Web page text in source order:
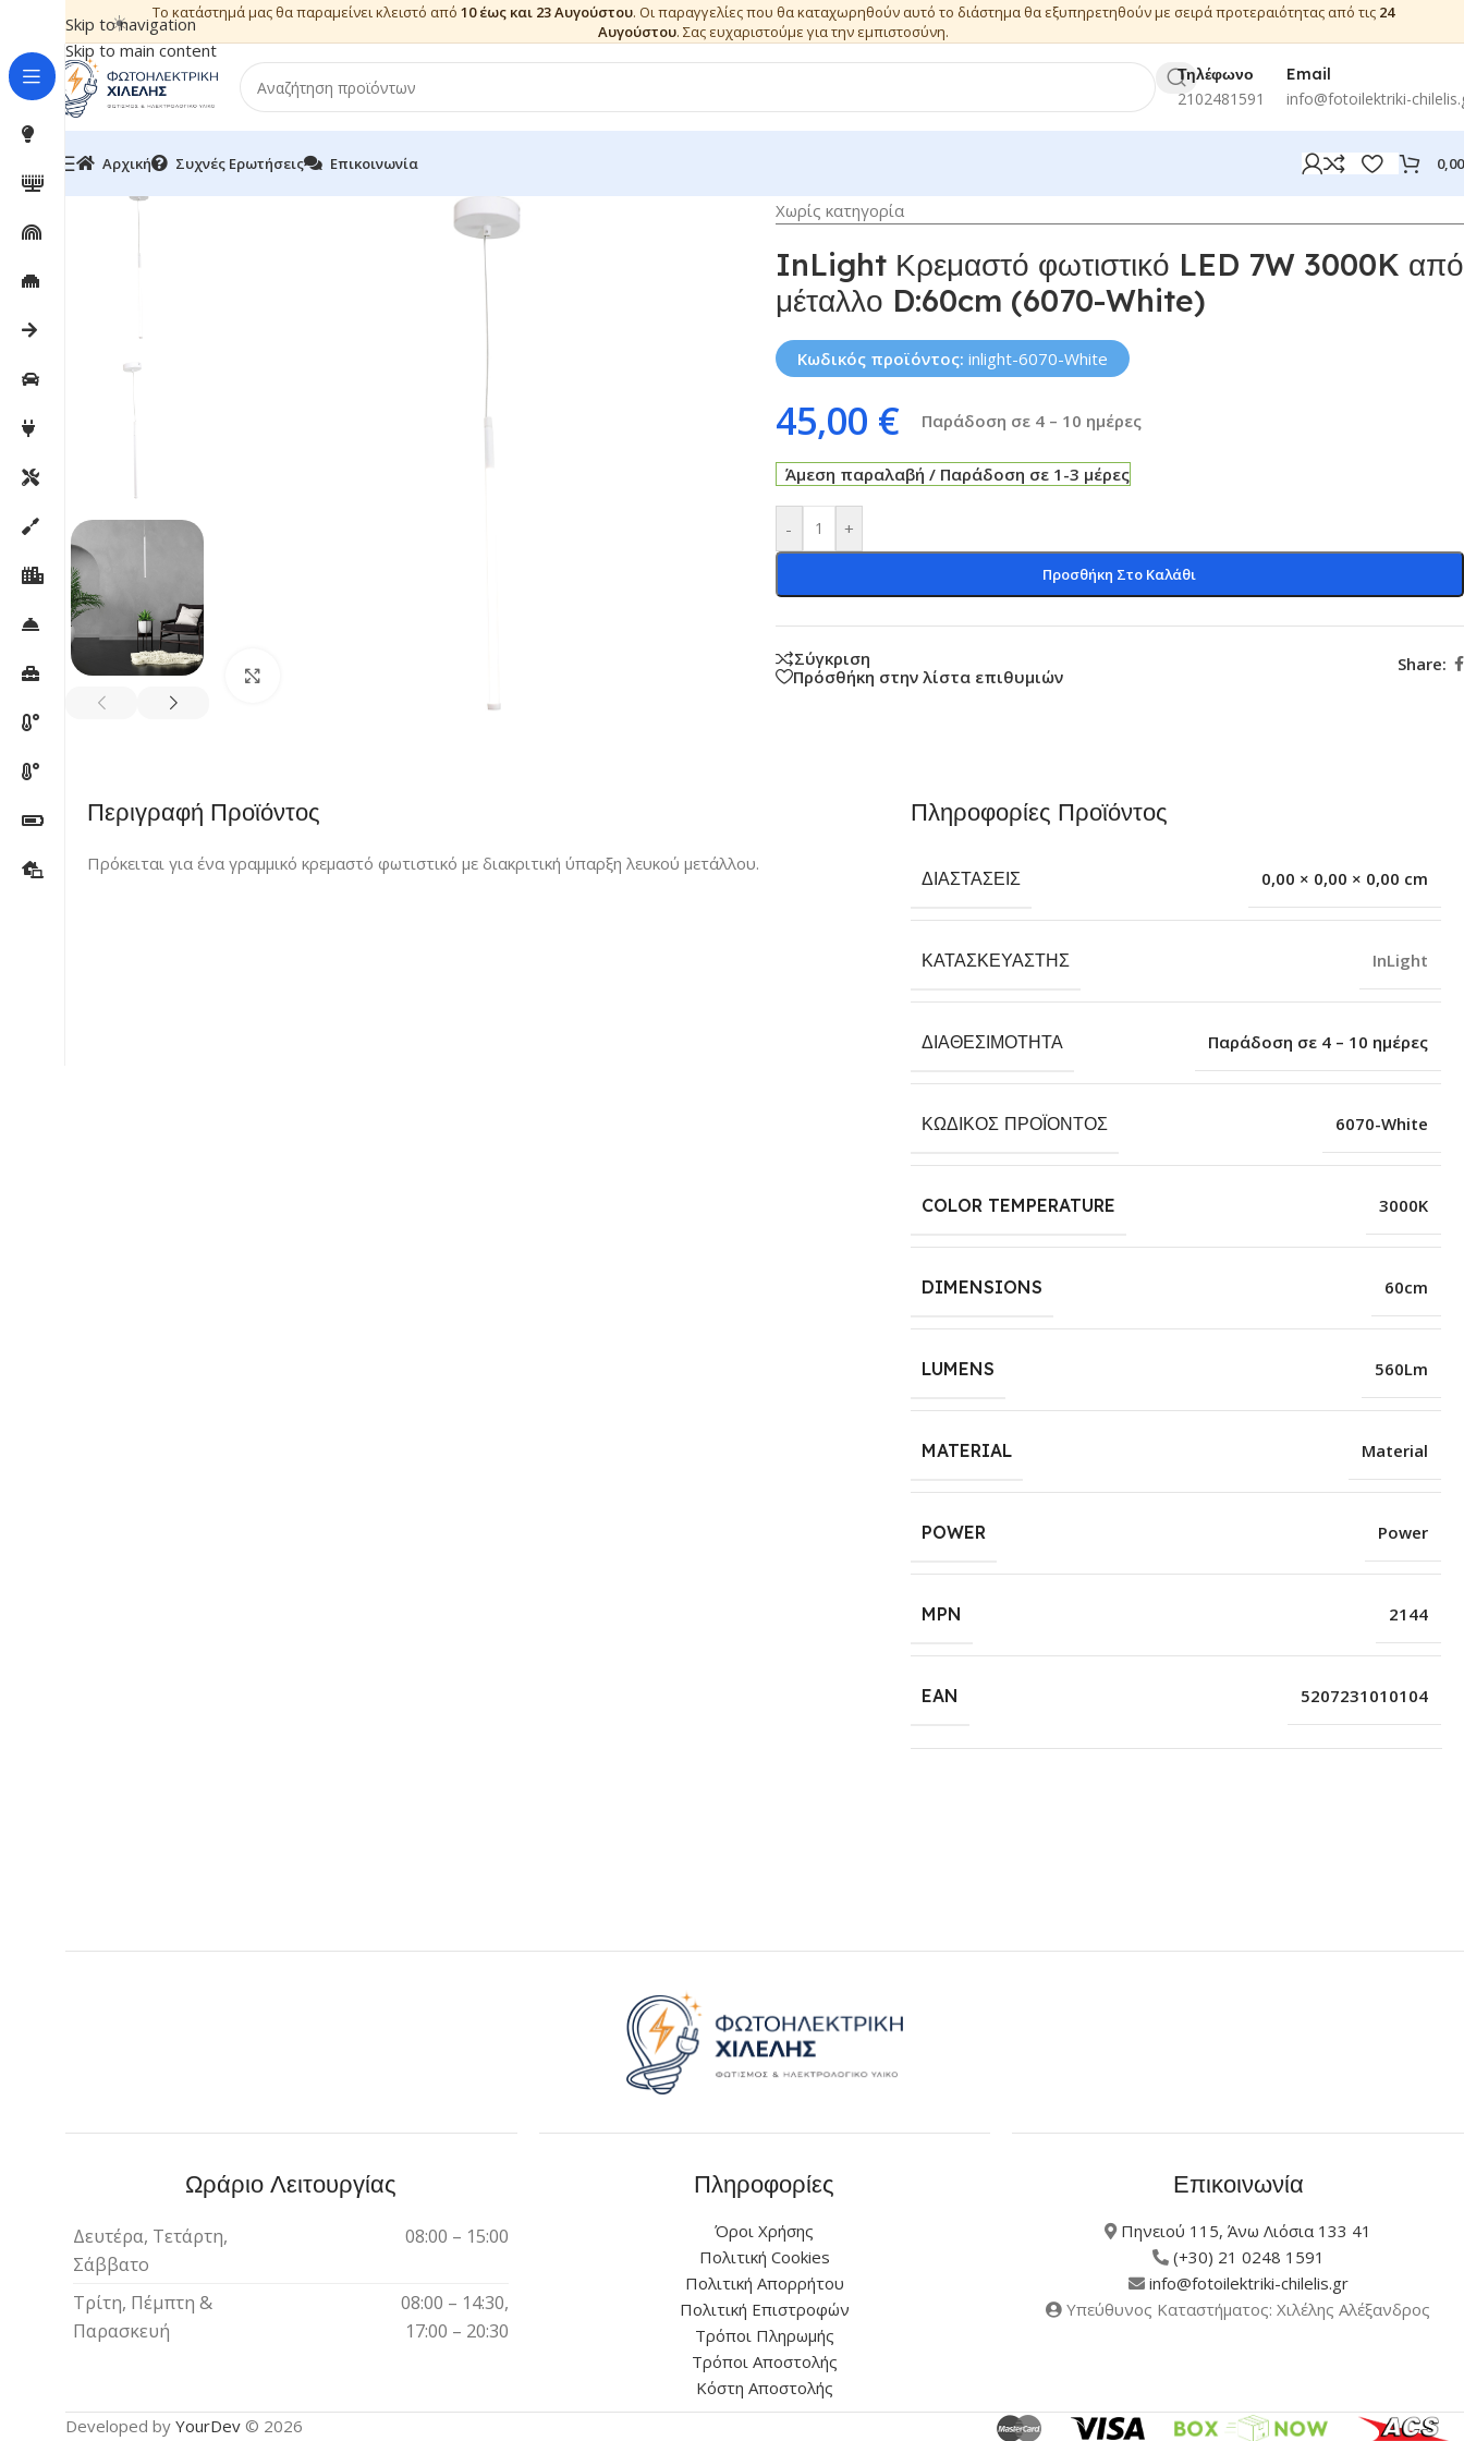
Skip to navigation
Skip to main content
☀️ Το κατάστημά μας θα παραμείνει κλειστό από 10 έως και 23 Αυγούστου. Οι παραγγελίες που θα καταχωρηθούν αυτό το διάστημα θα εξυπηρετηθούν με σειρά προτεραιότητας από τις 24
Αυγούστου. Σας ευχαριστούμε για την εμπιστοσύνη.
Τηλέφωνο
2102481591
Email
info@fotoilektriki-
Αρχική Συχνές Ερωτήσεις Επικοινωνία
Χωρίς κατηγορία
InLight Κρεμαστό φωτιστικό LED 7W 3000K από
μέταλλο D:60cm (6070-White)
Κωδικός προϊόντος: inlight-6070-White
45,00 € Παράδοση σε 4 – 10 ημέρες
Άμεση παραλαβή / Παράδοση σε 1-3 μέρες
- +
Προσθήκη Στο Καλάθι
Σύγκριση
Πρόσθήκη στην λίστα επιθυμιών
Share:
Περιγραφή Προϊόντος
Πρόκειται για ένα γραμμικό κρεμαστό φωτιστικό με διακριτική ύπαρξη λευκού μετάλλου.
Πληροφορίες Προϊόντος
ΔΙΑΣΤΆΣΕΙΣ 0,00 × 0,00 × 0,00 cm
ΚΑΤΑΣΚΕΥΑΣΤΉΣ InLight
ΔΙΑΘΕΣΙΜΌΤΗΤΑ Παράδοση σε 4 – 10 ημέρες
ΚΩΔΙΚΌΣ ΠΡΟΪΌΝΤΟΣ 6070-White
COLOR TEMPERATURE 3000K
DIMENSIONS 60cm
LUMENS 560Lm
MATERIAL Material
POWER Power
MPN 2144
EAN 5207231010104
Ωράριο Λειτουργίας
Δευτέρα, Τετάρτη,
Σάββατο
08:00 – 15:00
Τρίτη, Πέμπτη &
Παρασκευή
08:00 – 14:30,
17:00 – 20:30
Πληροφορίες
Όροι Χρήσης
Πολιτική Cookies
Πολιτική Απορρήτου
Πολιτική Επιστροφών
Τρόποι Πληρωμής
Τρόποι Αποστολής
Κόστη Αποστολής
Επικοινωνία
Πηνειού 115, Άνω Λιόσια 133 41
(+30) 21 0248 1591
info@fotoilektriki-chilelis.gr
Υπεύθυνος Καταστήματος: Χιλέλης Αλέξανδρος
Developed by YourDev © 2026